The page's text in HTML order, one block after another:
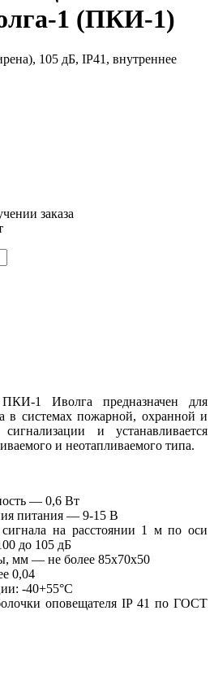
1 (ПКИ-1)
105 дБ, IP41, внутреннее
заказа
ПКИ-1 Иволга предназначен для
в системах пожарной, охранной и
и устанавливается
и неотапливаемого типа.
— 0,6 Вт
питания — 9-15 В
сигнала на расстоянии 1 м по оси
до 105 дБ
мм — не более 85x70x50
0,04
-40+55°С
оповещателя IP 41 по ГОСТ